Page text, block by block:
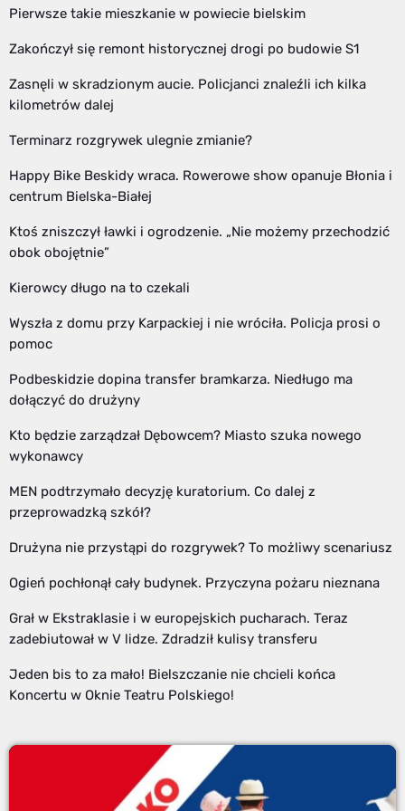
Pierwsze takie mieszkanie w powiecie bielskim
Zakończył się remont historycznej drogi po budowie S1
Zasnęli w skradzionym aucie. Policjanci znaleźli ich kilka
kilometrów dalej
Terminarz rozgrywek ulegnie zmianie?
Happy Bike Beskidy wraca. Rowerowe show opanuje Błonia i
centrum Bielska-Białej
Ktoś zniszczył ławki i ogrodzenie. „Nie możemy przechodzić
obok obojętnie”
Kierowcy długo na to czekali
Wyszła z domu przy Karpackiej i nie wróciła. Policja prosi o
pomoc
Podbeskidzie dopina transfer bramkarza. Niedługo ma
dołączyć do drużyny
Kto będzie zarządzał Dębowcem? Miasto szuka nowego
wykonawcy
MEN podtrzymało decyzję kuratorium. Co dalej z
przeprowadzką szkół?
Drużyna nie przystąpi do rozgrywek? To możliwy scenariusz
Ogień pochłonął cały budynek. Przyczyna pożaru nieznana
Grał w Ekstraklasie i w europejskich pucharach. Teraz
zadebiutował w V lidze. Zdradził kulisy transferu
Jeden bis to za mało! Bielszczanie nie chcieli końca
Koncertu w Oknie Teatru Polskiego!